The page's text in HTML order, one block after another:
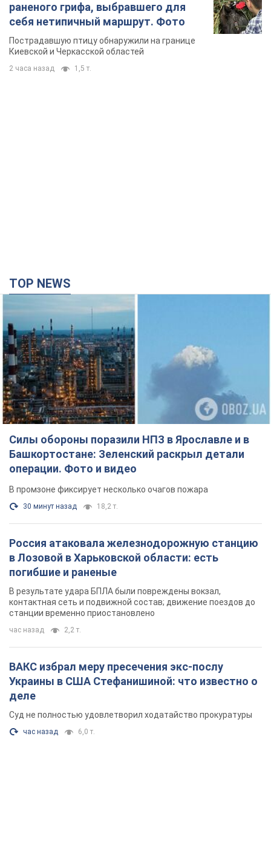
раненого грифа, выбравшего для
себя нетипичный маршрут. Фото
Пострадавшую птицу обнаружили на границе
Киевской и Черкасской областей
2 часа назад 1,5 т.
TOP NEWS
Силы обороны поразили НПЗ в Ярославле и в
Башкортостане: Зеленский раскрыл детали
операции. Фото и видео
В промзоне фиксирует несколько очагов пожара
30 минут назад 18,2 т.
Россия атаковала железнодорожную станцию
в Лозовой в Харьковской области: есть
погибшие и раненые
В результате удара БПЛА были повреждены вокзал,
контактная сеть и подвижной состав; движение поездов до
станции временно приостановлено
час назад 2,2 т.
ВАКС избрал меру пресечения экс-послу
Украины в США Стефанишиной: что известно о
деле
Суд не полностью удовлетворил ходатайство прокуратуры
час назад 6,0 т.